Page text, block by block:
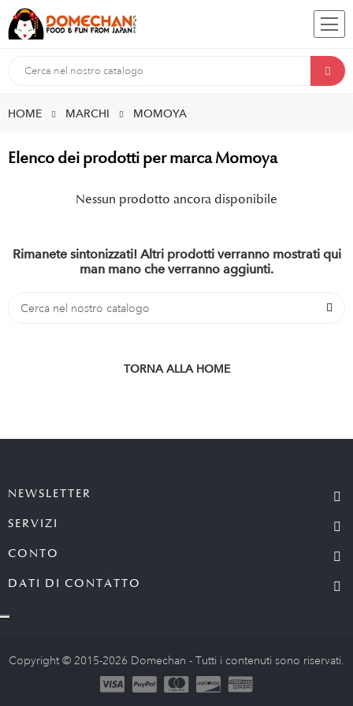
HOME MARCHI MOMOYA
Elenco dei prodotti per marca Momoya
Nessun prodotto ancora disponibile
Rimanete sintonizzati! Altri prodotti verranno mostrati qui
man mano che verranno aggiunti.
TORNA ALLA HOME
NEWSLETTER
SERVIZI
CONTO
DATI DI CONTATTO
Copyright © 2015-2026 Domechan - Tutti i contenuti sono riservati.